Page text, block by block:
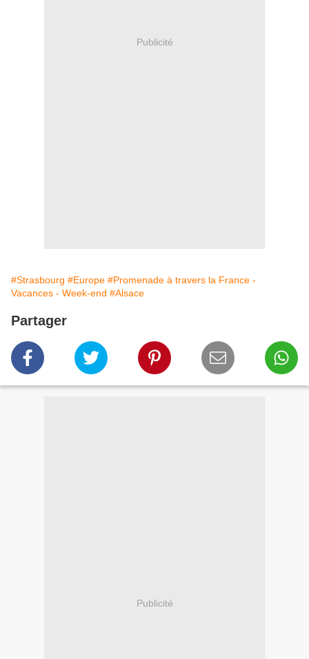
Publicité
#Strasbourg #Europe #Promenade à travers la France -
Vacances - Week-end #Alsace
Partager
Publicité